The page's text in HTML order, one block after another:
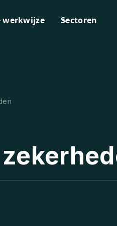
werkwijze Sectoren